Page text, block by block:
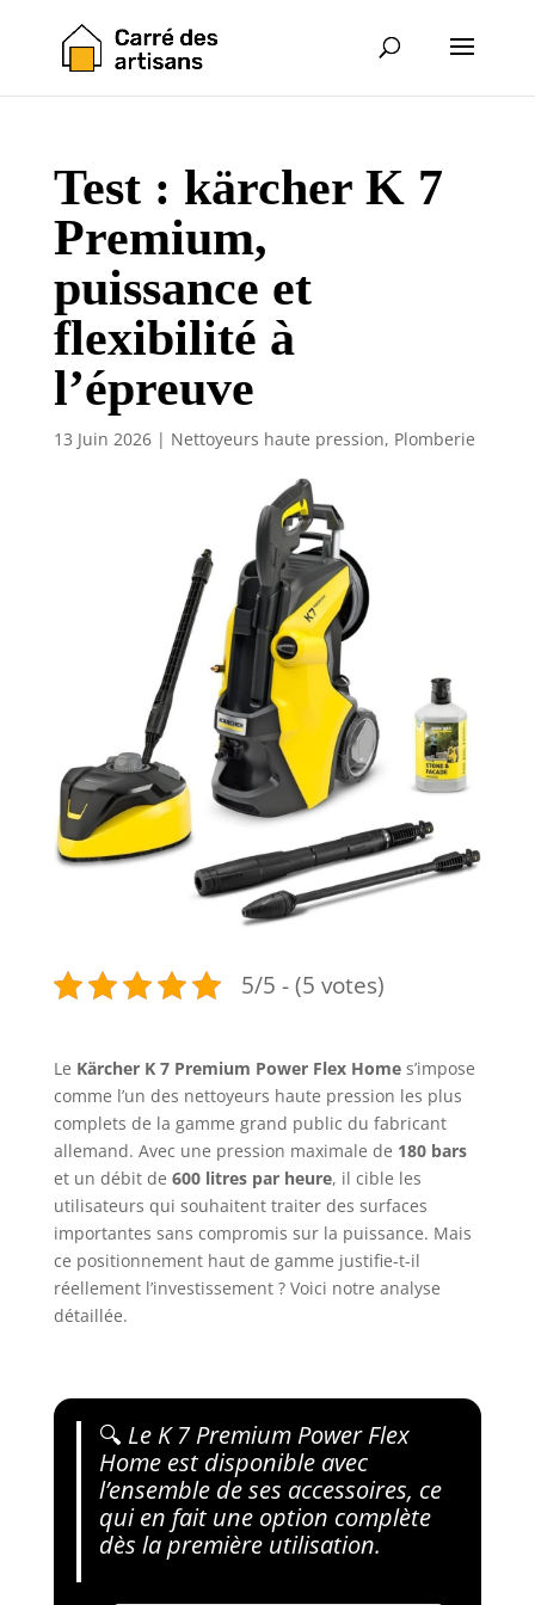
Test : kärcher K 7
Premium,
puissance et
flexibilité à
l’épreuve
13 Juin 2026| Nettoyeurs haute pression, Plomberie
5/5 - (5 votes)
Le Kärcher K 7 Premium Power Flex Homes’impose
comme l’un des nettoyeurs haute pression les plus
complets de la gamme grand public du fabricant
allemand. Avec une pression maximale de 180 bars
et un débit de 600 litres par heure, il cible les
utilisateurs qui souhaitent traiter des surfaces
importantes sans compromis sur la puissance. Mais
ce positionnement haut de gamme justifie-t-il
réellement l’investissement ? Voici notre analyse
détaillée.
🔍 Le K 7 Premium Power Flex
Home est disponible avec
l’ensemble de ses accessoires, ce
qui en fait une option complète
dès la première utilisation.